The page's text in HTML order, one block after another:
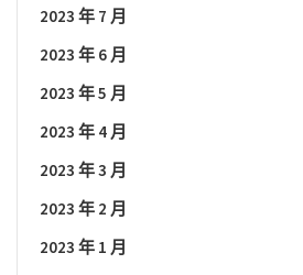
2023 年 7 月
2023 年 6 月
2023 年 5 月
2023 年 4 月
2023 年 3 月
2023 年 2 月
2023 年 1 月